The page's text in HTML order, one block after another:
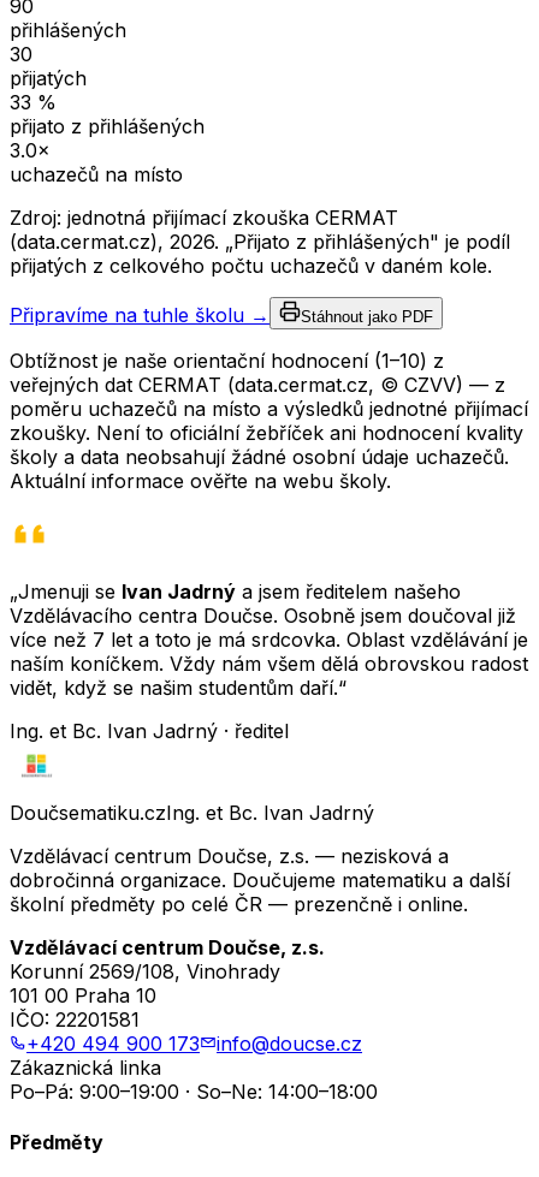
90
přihlášených
30
přijatých
33 %
přijato z přihlášených
3.0×
uchazečů na místo
Zdroj: jednotná přijímací zkouška CERMAT
(data.cermat.cz), 2026. „Přijato z přihlášených" je podíl
přijatých z celkového počtu uchazečů v daném kole.
Připravíme na tuhle školu → Stáhnout jako PDF
Obtížnost je naše orientační hodnocení (1–10) z
veřejných dat CERMAT (data.cermat.cz, © CZVV) — z
poměru uchazečů na místo a výsledků jednotné přijímací
zkoušky. Není to oficiální žebříček ani hodnocení kvality
školy a data neobsahují žádné osobní údaje uchazečů.
Aktuální informace ověřte na webu školy.
„Jmenuji se Ivan Jadrný a jsem ředitelem našeho
Vzdělávacího centra Doučse. Osobně jsem doučoval již
více než 7 let a toto je má srdcovka. Oblast vzdělávání je
naším koníčkem. Vždy nám všem dělá obrovskou radost
vidět, když se našim studentům daří.“
Ing. et Bc. Ivan Jadrný · ředitel
Doučsematiku.czIng. et Bc. Ivan Jadrný
Vzdělávací centrum Doučse, z.s. — nezisková a
dobročinná organizace. Doučujeme matematiku a další
školní předměty po celé ČR — prezenčně i online.
Vzdělávací centrum Doučse, z.s.
Korunní 2569/108, Vinohrady
101 00 Praha 10
IČO: 22201581
+420 494 900 173
info@doucse.cz
Zákaznická linka
Po–Pá: 9:00–19:00 · So–Ne: 14:00–18:00
Předměty